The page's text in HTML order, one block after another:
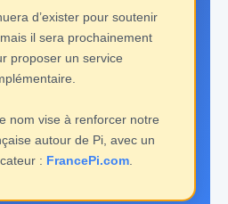
d’exister pour soutenir
il sera prochainement
proposer un service
nom vise à renforcer notre
autour de Pi, avec un
: FrancePi.com